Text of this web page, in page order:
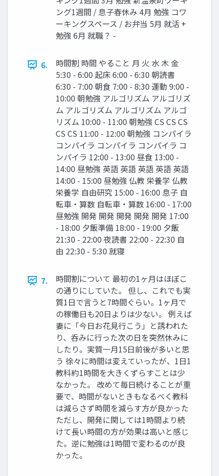
ング1週間 / 息子春休み 4月 勉強 コワ
ーキングスペース / お弁当 5月 就活 +
勉強 6月 就職？ -
6.
時間割 時間 やること 月 火 水 木 金
5:30 - 6:00 起床 6:00 - 6:30 朝読書
6:30 - 7:00 朝食 7:00 - 8:30 運動 9:00 -
10:00 朝勉強 アルゴリズム アルゴリズ
ム アルゴリズム アルゴリズム アルゴ
リズム 10:00 - 11:00 朝勉強 CS CS CS
CS CS 11:00 - 12:00 朝勉強 コンパイラ
コンパイラ コンパイラ コンパイラ コ
ンパイラ 12:00 - 13:00 昼食 13:00 -
14:00 昼勉強 英語 英語 英語 英語 英語
14:00 - 15:00 昼勉強 仏教 栄養学 仏教
栄養学 自由研究 15:00 - 16:00 息子 自
転車・算数 自転車・算数 16:00 - 17:00
昼勉強 開発 開発 開発 開発 開発 17:00
- 18:00 夕飯準備 18:00 - 19:00 夕飯
21:30 - 22:00 夜読書 22:00 - 22:30 自
由 22:30 - 5:30 就寝
7.
時間割について 最初の1ヶ月はほぼこ
の通りにしていた。 但し、これでも実
質1日で言うと7時間ぐらい。1ヶ月で
の稼働日も20日よりは少ない。 例えば
妻に「今日お花見行こう」と誘われた
り、呑みに行った次の日を突然休みに
したり。実質一月15日前後が多いと思
う 徐々に時間は変えていったが、1日1
教科約1時間を大きくずらすことは少
なかった。 改めて毎日続けることが重
要で、時間がないときもなるべく教科
は減らさず時間を減らす方が良かった
ただし、開発に関しては1時間より続
けて長い時間の方が効果は高いと感じ
た。逆に勉強は1時間で変わるのが良
かった。